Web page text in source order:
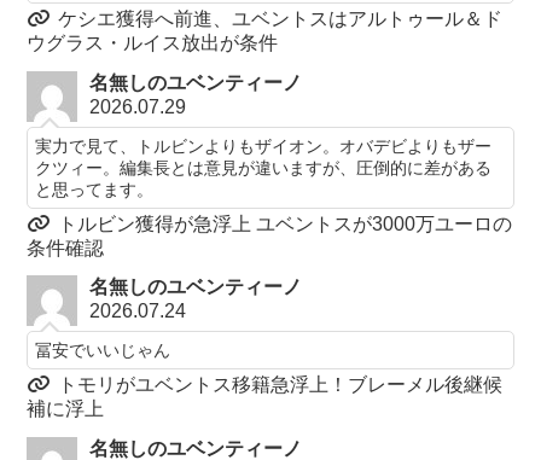
ケシエ獲得へ前進、ユベントスはアルトゥール＆ド
ウグラス・ルイス放出が条件
名無しのユベンティーノ
2026.07.29
実力で見て、トルビンよりもザイオン。オバデビよりもザー
クツィー。編集長とは意見が違いますが、圧倒的に差がある
と思ってます。
トルビン獲得が急浮上 ユベントスが3000万ユーロの
条件確認
名無しのユベンティーノ
2026.07.24
冨安でいいじゃん
トモリがユベントス移籍急浮上！ブレーメル後継候
補に浮上
名無しのユベンティーノ